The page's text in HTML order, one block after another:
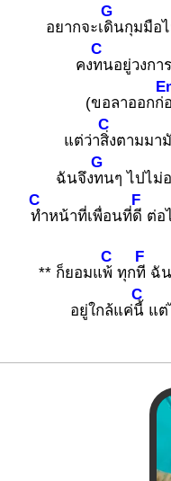
อยากจะเ
G
ดินกุมมือ
คง
C
ทนอยู่วงการ
(ขอลาออกก่
แต่ว่า
C
สิ่งตามมา
ฉันจึง
G
ทนๆ ไปไม่
C
ทำหน้าที่เพื่อนที่
F
ดี ต่อ
** ก็ยอมแ
C
พ้ ทุก
F
ที ฉัน
อยู่ใกล้แค่
C
นี้ แต่